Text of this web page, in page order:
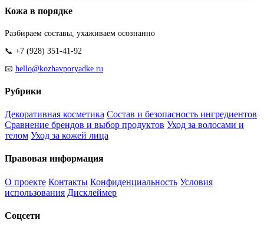
Кожа в порядке
Разбираем составы, ухаживаем осознанно
📞 +7 (928) 351-41-92
📧 hello@kozhavporyadke.ru
Рубрики
Декоративная косметика Состав и безопасность ингредиентов
Сравнение брендов и выбор продуктов Уход за волосами и
телом Уход за кожей лица
Правовая информация
О проекте Контакты Конфиденциальность Условия
использования Дисклеймер
Соцсети